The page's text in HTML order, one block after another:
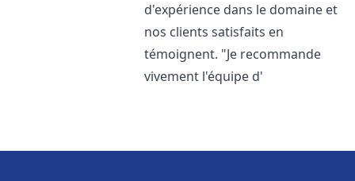
d'expérience dans le domaine et
nos clients satisfaits en
témoignent. "Je recommande
vivement l'équipe d'